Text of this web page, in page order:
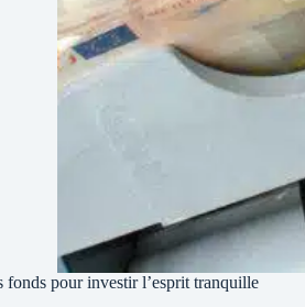
pour investir l’esprit tranquille